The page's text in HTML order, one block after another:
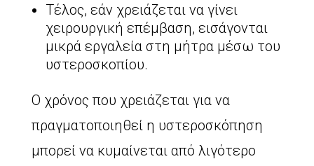
Τέλος, εάν χρειάζεται να γίνει
χειρουργική επέμβαση, εισάγονται
μικρά εργαλεία στη μήτρα μέσω του
υστεροσκοπίου.
Ο χρόνος που χρειάζεται για να
πραγματοποιηθεί η υστεροσκόπηση
μπορεί να κυμαίνεται από λιγότερο